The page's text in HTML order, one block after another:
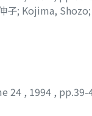
子; Kojima, Shozo;
24 , 1994 , pp.39-